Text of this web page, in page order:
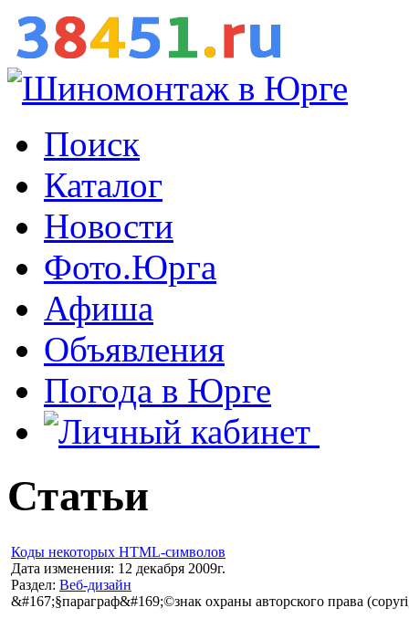
Поиск
Каталог
Новости
Фото.Юрга
Афиша
Объявления
Погода в Юрге
Статьи
Коды некоторых HTML-символов
Дата изменения: 12 декабря 2009г.
Раздел: Веб-дизайн
&#167;§параграф&#169;©знак охраны авторского права